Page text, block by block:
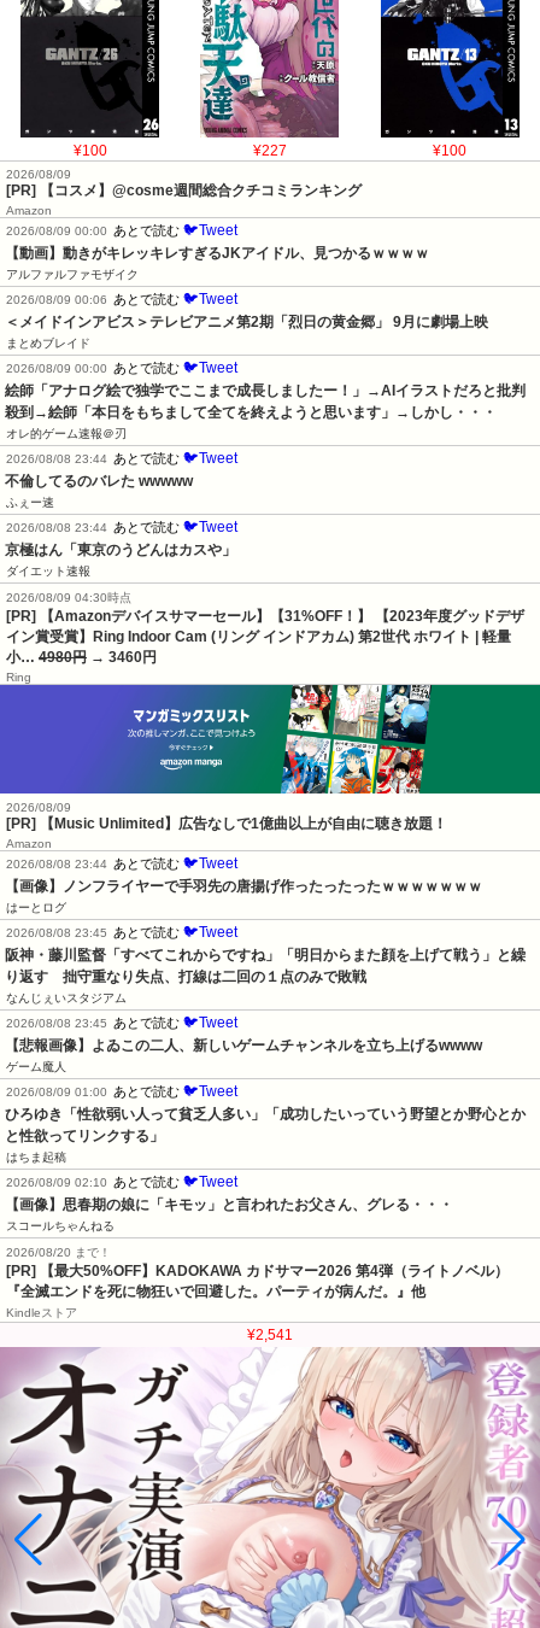
¥100 ¥227 ¥100
2026/08/09
[PR] 【コスメ】@cosme週間総合クチコミランキング
Amazon
2026/08/09 00:00
あとで読む 🐦Tweet
【動画】動きがキレッキレすぎるJKアイドル、見つかるｗｗｗｗ
アルファルファモザイク
2026/08/09 00:06
あとで読む 🐦Tweet
＜メイドインアビス＞テレビアニメ第2期「烈日の黄金郷」 9月に劇場上映
まとめブレイド
2026/08/09 00:00
あとで読む 🐦Tweet
絵師「アナログ絵で独学でここまで成長しましたー！」→AIイラストだろと批判
殺到→絵師「本日をもちまして全てを終えようと思います」→しかし・・・
オレ的ゲーム速報＠刃
2026/08/08 23:44 あとで読む 🐦Tweet
不倫してるのバレた wwwww
ふぇー速
2026/08/08 23:44 あとで読む 🐦Tweet
京極はん「東京のうどんはカスや」
ダイエット速報
2026/08/09 04:30時点
[PR] 【Amazonデバイスサマーセール】【31%OFF！】 【2023年度グッドデザ
イン賞受賞】Ring Indoor Cam (リング インドアカム) 第2世代 ホワイト | 軽量
小… 4980円 → 3460円
Ring
2026/08/09
[PR] 【Music Unlimited】広告なしで1億曲以上が自由に聴き放題！
Amazon
2026/08/08 23:44 あとで読む 🐦Tweet
【画像】ノンフライヤーで手羽先の唐揚げ作ったったったｗｗｗｗｗｗｗ
はーとログ
2026/08/08 23:45
あとで読む 🐦Tweet
阪神・藤川監督「すべてこれからですね」「明日からまた顔を上げて戦う」と繰
り返す　拙守重なり失点、打線は二回の１点のみで敗戦
なんじぇいスタジアム
2026/08/08 23:45
あとで読む 🐦Tweet
【悲報画像】よゐこの二人、新しいゲームチャンネルを立ち上げるwwww
ゲーム魔人
2026/08/09 01:00
あとで読む 🐦Tweet
ひろゆき「性欲弱い人って貧乏人多い」「成功したいっていう野望とか野心とか
と性欲ってリンクする」
はちま起稿
2026/08/09 02:10
あとで読む 🐦Tweet
【画像】思春期の娘に「キモッ」と言われたお父さん、グレる・・・
スコールちゃんねる
2026/08/20 まで！
[PR]
【最大50%OFF】KADOKAWA カドサマー2026 第4弾（ライトノベル）
『全滅エンドを死に物狂いで回避した。パーティが病んだ。』他
Kindleストア
¥2,541